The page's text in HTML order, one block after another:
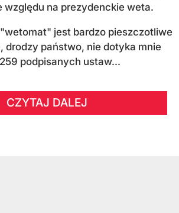
względu na prezydenckie weta.
jest bardzo pieszczotliwe
drodzy państwo, nie dotyka mnie
podpisanych ustaw...
CZYTAJ DALEJ